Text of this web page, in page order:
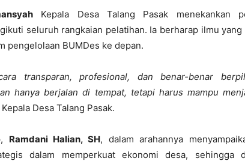
Kepala Desa Talang Pasak menekankan
seluruh rangkaian pelatihan. Ia berharap ilmu
pengelolaan BUMDes ke depan.
transparan, profesional, dan benar-benar
hanya berjalan di tempat, tetapi harus mampu
Kepala Desa Talang Pasak.
Ramdani Halian, SH, dalam arahannya
dalam memperkuat ekonomi desa, sehingga